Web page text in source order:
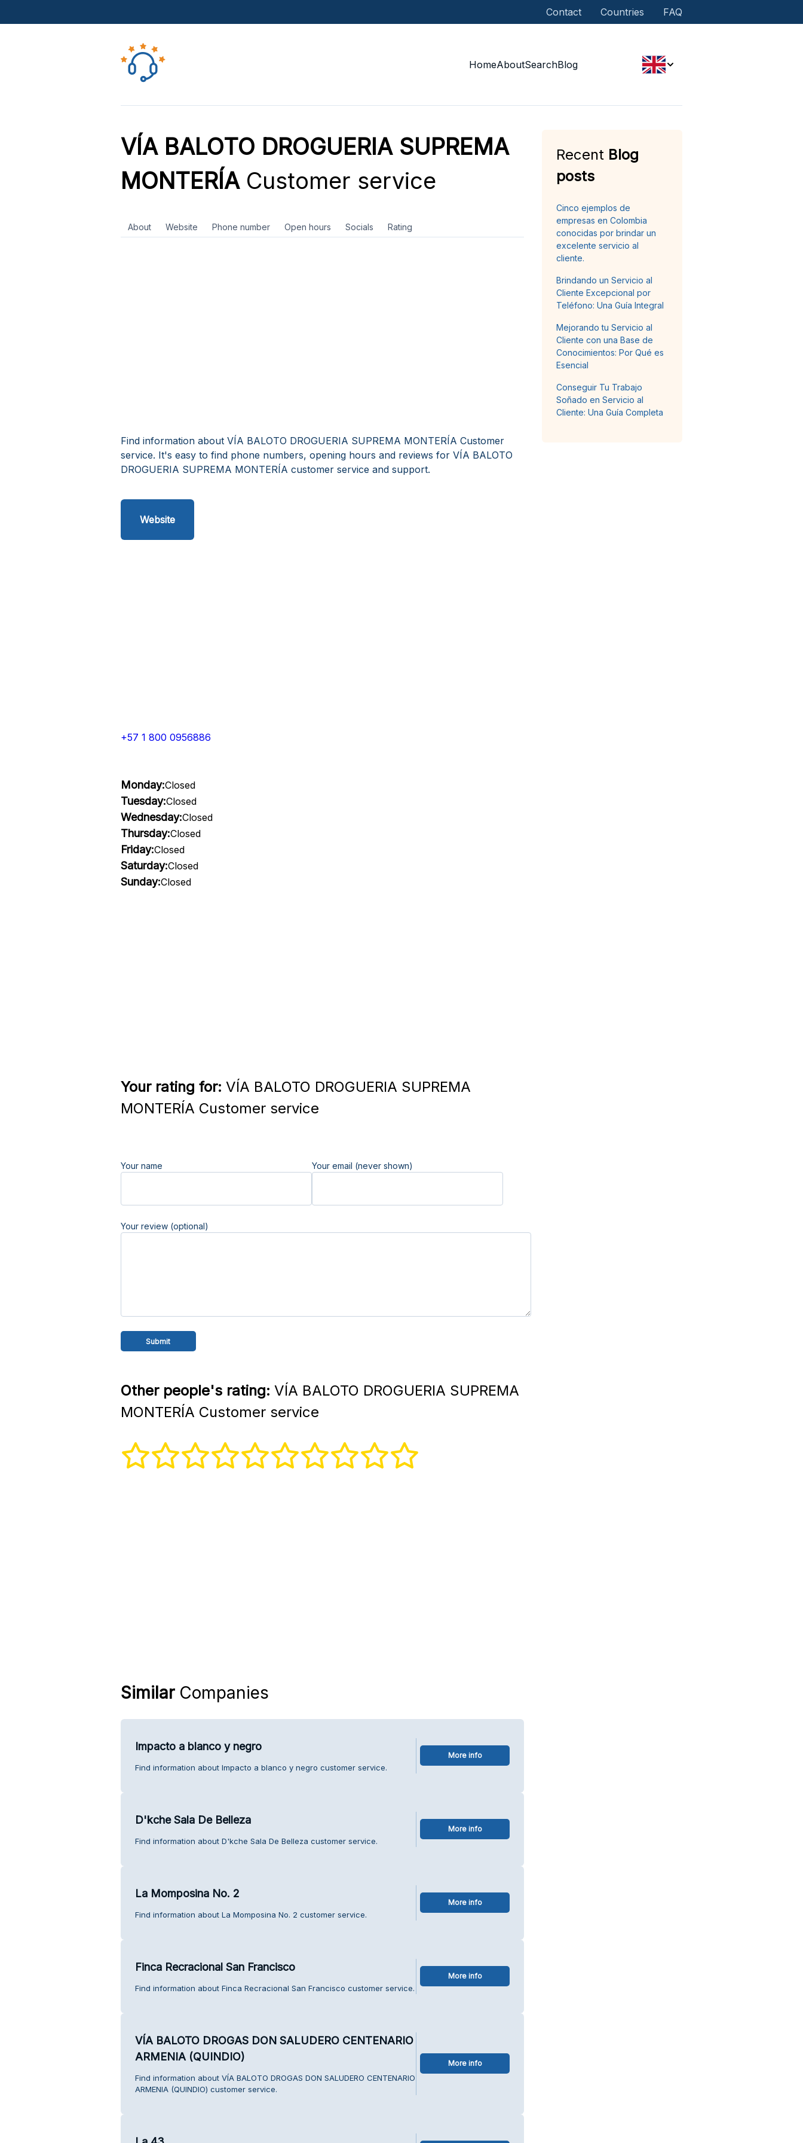
Contact Countries FAQ
HomeAboutSearchBlog
VÍA BALOTO DROGUERIA SUPREMA
MONTERÍACustomer service
About Website Phone number Open hours Socials Rating
Find information about VÍA BALOTO DROGUERIA SUPREMA MONTERÍA Customer
service. It's easy to find phone numbers, opening hours and reviews for VÍA BALOTO
DROGUERIA SUPREMA MONTERÍA customer service and support.
Website
+57 1 800 0956886
Monday:Closed
Tuesday:Closed
Wednesday:Closed
Thursday:Closed
Friday:Closed
Saturday:Closed
Sunday:Closed
Your rating for: VÍA BALOTO DROGUERIA SUPREMA
MONTERÍA Customer service
Your name Your email (never shown)
Your review (optional)
Other people's rating: VÍA BALOTO DROGUERIA SUPREMA
MONTERÍA Customer service
SimilarCompanies
Impacto a blanco y negro
Find information about Impacto a blanco y negro customer service.
More info
D'kche Sala De Belleza
Find information about D'kche Sala De Belleza customer service.
More info
La Momposina No. 2
Find information about La Momposina No. 2 customer service.
More info
Finca Recracional San Francisco
Find information about Finca Recracional San Francisco customer service.
More info
VÍA BALOTO DROGAS DON SALUDERO CENTENARIO
ARMENIA (QUINDIO)
Find information about VÍA BALOTO DROGAS DON SALUDERO CENTENARIO
ARMENIA (QUINDIO) customer service.
More info
Recent Blog
posts
Cinco ejemplos de
empresas en Colombia
conocidas por brindar un
excelente servicio al
cliente.
Brindando un Servicio al
Cliente Excepcional por
Teléfono: Una Guía Integral
Mejorando tu Servicio al
Cliente con una Base de
Conocimientos: Por Qué es
Esencial
Conseguir Tu Trabajo
Soñado en Servicio al
Cliente: Una Guía Completa